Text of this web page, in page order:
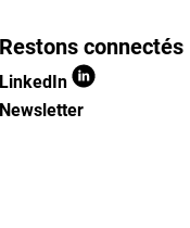
Restons connectés
LinkedIn
Newsletter